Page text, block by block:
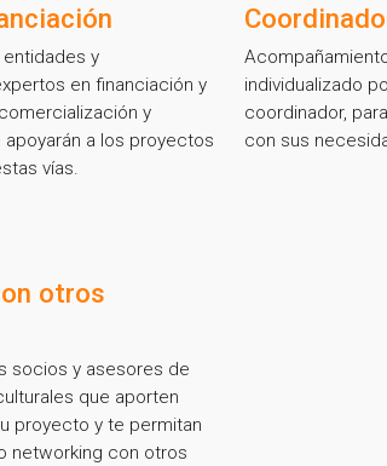
a nuestra
por suscribirte a nuestra newsletter!
Ir a la home
y
en financiación y
y
a los proyectos
vías.
individualizado
coordinador,
con sus
otros
socios y asesores de
que aporten
proyecto y te permitan
networking con otros